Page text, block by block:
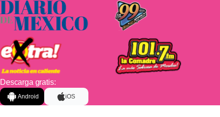
Descarga gratis:
Android iOS